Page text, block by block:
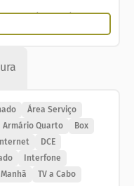
apartamento em
a 200m das
(sendo 2
área de
e split nas suítes.
Área Serviço
Armário Quarto
Box
DCE
Interfone
TV a Cabo